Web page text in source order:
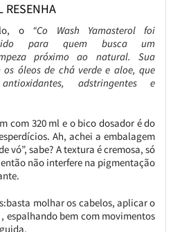
RESENHA
o “Co Wash Yamasterol foi
para quem busca um
próximo ao natural. Sua
óleos de chá verde e aloe, que
adstringentes e
com 320 ml e o bico dosador é do
Ah, achei a embalagem
vó”, sabe? A textura é cremosa, só
não interfere na pigmentação
molhar os cabelos, aplicar o
espalhando bem com movimentos